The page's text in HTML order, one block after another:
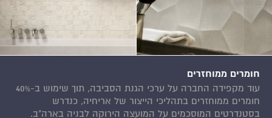
חומרים ממוחזרים
עוד מקפידה החברה על ערכי הגנת הסביבה, תוך שימוש ב-40%
חומרים ממוחזרים בתהליכי הייצור של אריחיה, כנדרש
בסטנדרטים המוסכמים על המועצה הירוקה לבניה בארה"ב.